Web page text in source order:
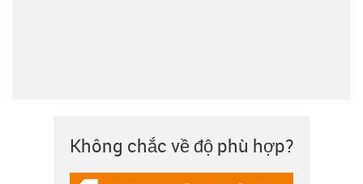
Không chắc về độ phù hợp?